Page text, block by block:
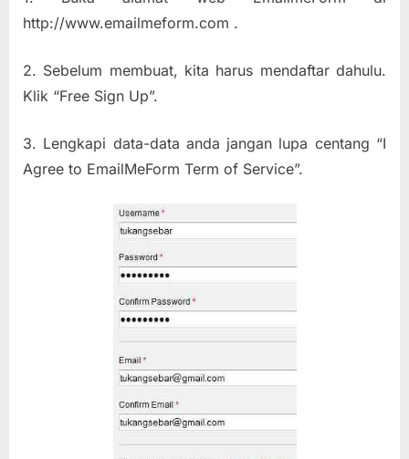
http://www.emailmeform.com .
2. Sebelum membuat, kita harus mendaftar dahulu.
Klik “Free Sign Up”.
3. Lengkapi data-data anda jangan lupa centang “I
Agree to EmailMeForm Term of Service”.